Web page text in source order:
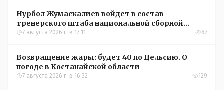
Нурбол Жумаскалиев войдет в состав
тренерского штаба национальной сборной
Казахстана по футболу
7 августа 2026 г. в 17:11 87
Возвращение жары: будет 40 по Цельсию. О
погоде в Костанайской области
7 августа 2026 г. в 16:32 129